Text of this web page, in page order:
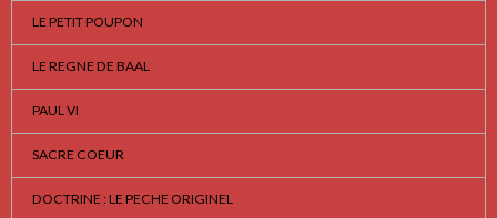
LE PETIT POUPON
LE REGNE DE BAAL
PAUL VI
SACRE COEUR
DOCTRINE : LE PECHE ORIGINEL